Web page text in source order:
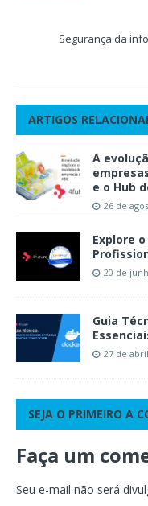
Segurança da
ARTIGOS
A
e o Hub
26 de
Explore
20 de
Guia
27 de
SEJA O PRIMEIRO A
Faça um
Seu e-mail não será